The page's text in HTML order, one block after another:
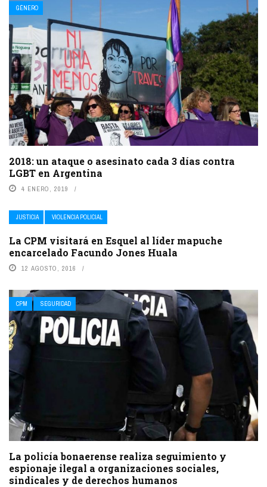
GÉNERO
2018: un ataque o asesinato cada 3 días contra
LGBT en Argentina
4 ENERO, 2019
JUSTICIA VIOLENCIA POLICIAL
La CPM visitará en Esquel al líder mapuche
encarcelado Facundo Jones Huala
12 AGOSTO, 2016
CPM SEGURIDAD
La policía bonaerense realiza seguimiento y
espionaje ilegal a organizaciones sociales,
sindicales y de derechos humanos